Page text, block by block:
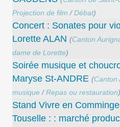
Projection de film /Débat)
Concert : Sonates pour
Lorette ALAN (Canton
dame de Lorette)
Soirée musique et
Maryse St-ANDRE (Canton
musique /Repas ou restauration)
Stand Vivre en
Touselle : : marché